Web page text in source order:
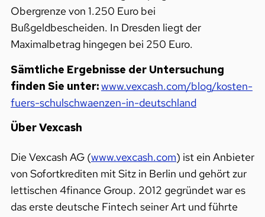
Obergrenze von 1.250 Euro bei
Bußgeldbescheiden. In Dresden liegt der
Maximalbetrag hingegen bei 250 Euro.
Sämtliche Ergebnisse der Untersuchung
finden Sie unter:www.vexcash.com/blog/kosten-
fuers-schulschwaenzen-in-deutschland
Über Vexcash
Die Vexcash AG (www.vexcash.com) ist ein Anbieter
von Sofortkrediten mit Sitz in Berlin und gehört zur
lettischen 4finance Group. 2012 gegründet war es
das erste deutsche Fintech seiner Art und führte